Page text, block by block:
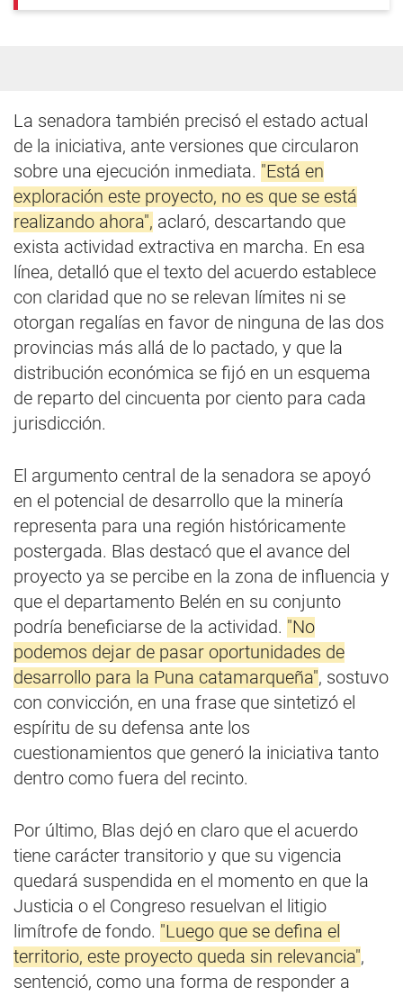
La senadora también precisó el estado actual
de la iniciativa, ante versiones que circularon
sobre una ejecución inmediata. "Está en
exploración este proyecto, no es que se está
realizando ahora", aclaró, descartando que
exista actividad extractiva en marcha. En esa
línea, detalló que el texto del acuerdo establece
con claridad que no se relevan límites ni se
otorgan regalías en favor de ninguna de las dos
provincias más allá de lo pactado, y que la
distribución económica se fijó en un esquema
de reparto del cincuenta por ciento para cada
jurisdicción.
El argumento central de la senadora se apoyó
en el potencial de desarrollo que la minería
representa para una región históricamente
postergada. Blas destacó que el avance del
proyecto ya se percibe en la zona de influencia y
que el departamento Belén en su conjunto
podría beneficiarse de la actividad. "No
podemos dejar de pasar oportunidades de
desarrollo para la Puna catamarqueña", sostuvo
con convicción, en una frase que sintetizó el
espíritu de su defensa ante los
cuestionamientos que generó la iniciativa tanto
dentro como fuera del recinto.
Por último, Blas dejó en claro que el acuerdo
tiene carácter transitorio y que su vigencia
quedará suspendida en el momento en que la
Justicia o el Congreso resuelvan el litigio
limítrofe de fondo. "Luego que se defina el
territorio, este proyecto queda sin relevancia",
sentenció, como una forma de responder a